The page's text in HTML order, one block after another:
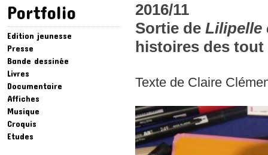
Portfolio
Edition jeunesse
Presse
Bande dessinée
Livres
Documentaire
Affiches
Musique
Croquis
Etudes
2016/11
Sortie de Lilipelle
histoires des
Texte de Claire